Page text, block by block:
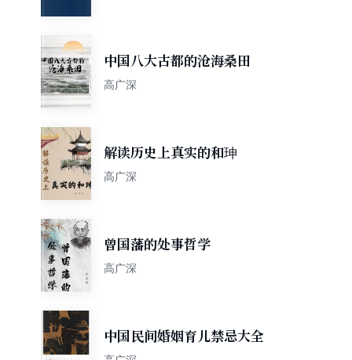
中国八大古都的沧海桑田
高广深
解读历史上真实的和珅
高广深
曾国藩的处事哲学
高广深
中国民间婚姻育儿禁忌大全